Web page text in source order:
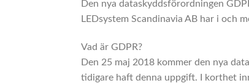
Den nya dataskyddsförordningen
LEDsystem Scandinavia AB har i
Vad är GDPR?
Den 25 maj 2018 kommer den nya
tidigare haft denna uppgift. I korthet